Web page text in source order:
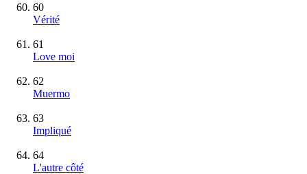
60
Vérité
61
Love moi
62
Muermo
63
Impliqué
64
L'autre côté